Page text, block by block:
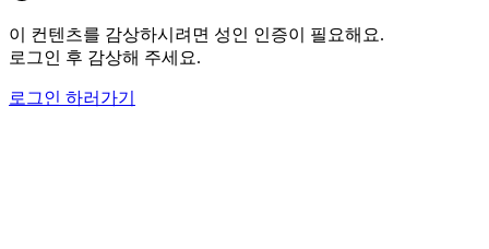
이 컨텐츠를 감상하시려면 성인 인증이 필요해요.
로그인 후 감상해 주세요.
로그인 하러가기